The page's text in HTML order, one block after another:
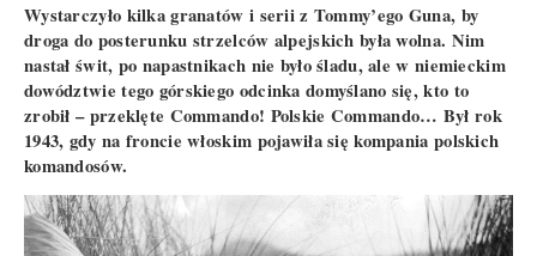
Wystarczyło kilka granatów i serii z Tommy’ego Guna, by
droga do posterunku strzelców alpejskich była wolna. Nim
nastał świt, po napastnikach nie było śladu, ale w niemieckim
dowództwie tego górskiego odcinka domyślano się, kto to
zrobił – przeklęte Commando! Polskie Commando… Był rok
1943, gdy na froncie włoskim pojawiła się kompania polskich
komandosów.